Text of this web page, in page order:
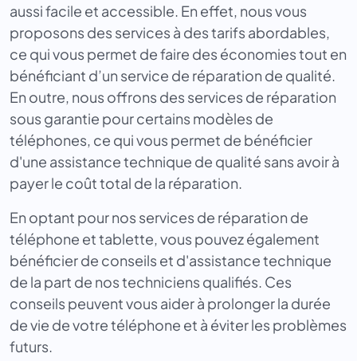
aussi facile et accessible. En effet, nous vous
proposons des services à des tarifs abordables,
ce qui vous permet de faire des économies tout en
bénéficiant d’un service de réparation de qualité.
En outre, nous offrons des services de réparation
sous garantie pour certains modèles de
téléphones, ce qui vous permet de bénéficier
d'une assistance technique de qualité sans avoir à
payer le coût total de la réparation.
En optant pour nos services de réparation de
téléphone et tablette, vous pouvez également
bénéficier de conseils et d'assistance technique
de la part de nos techniciens qualifiés. Ces
conseils peuvent vous aider à prolonger la durée
de vie de votre téléphone et à éviter les problèmes
futurs.